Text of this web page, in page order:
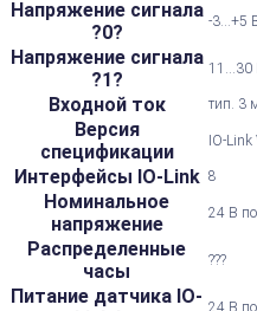
Напряжение сигнала
?0?
-3...+5
Напряжение сигнала
?1?
11...30
Входной ток тип. 3
Версия
спецификации
IO-
Интерфейсы IO-Link 8
Номинальное
напряжение
24 В
Распределенные
часы
???
Питание датчика IO- 24 В